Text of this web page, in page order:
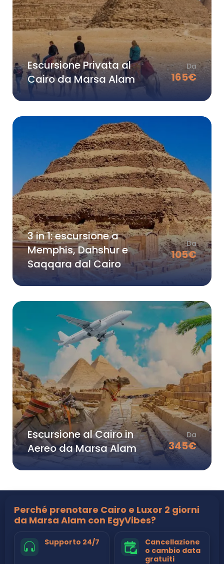
Escursione Privata al
Cairo da Marsa Alam
Da
165€
3 in 1: escursione a
Memphis, Dahshur e
Saqqara dal Cairo
Da
105€
Escursione al Cairo in
Aereo da Marsa Alam
Da
345€
Perché prenotare Cairo e Luxor 2 giorni
da Marsa Alam con EgyVibes?
Supporto 24/7
Cancellazione
o cambio data
gratuiti